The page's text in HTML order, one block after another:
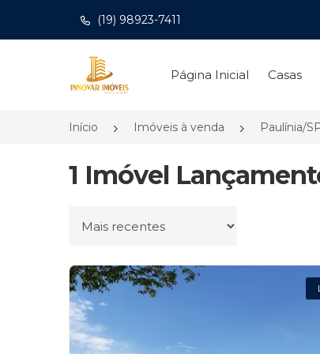
(19) 98923-7411
Página inicial
Página Inicial Casas
Início Imóveis à venda Paulínia/
1 Imóvel
Ordenar por